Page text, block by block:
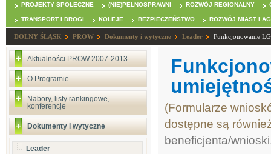
PROJEKTY SPOŁECZNE (NIE)PEŁNOSPRAWNI ROZWÓJ REGIONALNY
TRANSPORT I DROGI KOLEJE BEZPIECZEŃSTWO ROZWÓJ MIAST I
DOLNY ŚLĄSK PROW Dokumenty i wytyczne Leader Funkcjonowanie
Aktualności PROW 2007-2013
O Programie
Nabory, listy rankingowe,
konferencje
Dokumenty i wytyczne
Leader
(Formularze
dostępne są
beneficjenta/